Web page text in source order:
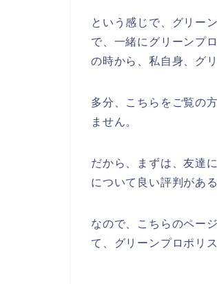
という感じで、グリー
で、一緒にグリーンプ
の時から、私自身、グ
多分、こちらをご覧の
ません。
だから、まずは、友達
について良い評判があ
なので、こちらのペー
て、グリーンプロポリ